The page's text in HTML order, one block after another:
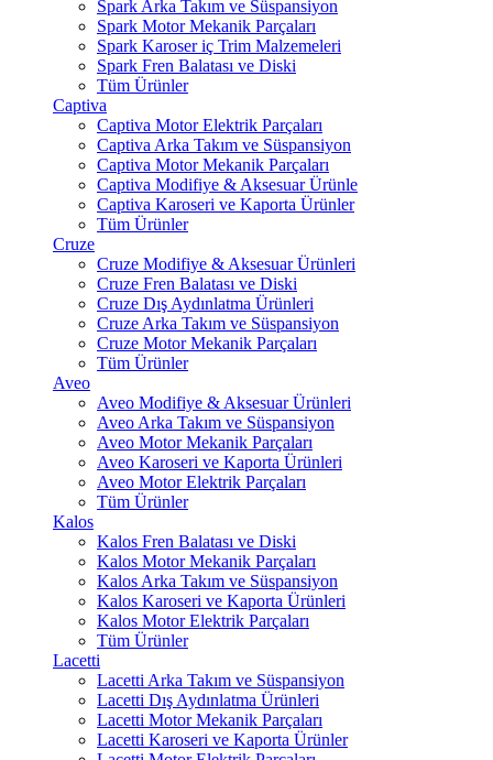
Spark Arka Takım ve Süspansiyon
Spark Motor Mekanik Parçaları
Spark Karoser iç Trim Malzemeleri
Spark Fren Balatası ve Diski
Tüm Ürünler
Captiva
Captiva Motor Elektrik Parçaları
Captiva Arka Takım ve Süspansiyon
Captiva Motor Mekanik Parçaları
Captiva Modifiye & Aksesuar Ürünle
Captiva Karoseri ve Kaporta Ürünler
Tüm Ürünler
Cruze
Cruze Modifiye & Aksesuar Ürünleri
Cruze Fren Balatası ve Diski
Cruze Dış Aydınlatma Ürünleri
Cruze Arka Takım ve Süspansiyon
Cruze Motor Mekanik Parçaları
Tüm Ürünler
Aveo
Aveo Modifiye & Aksesuar Ürünleri
Aveo Arka Takım ve Süspansiyon
Aveo Motor Mekanik Parçaları
Aveo Karoseri ve Kaporta Ürünleri
Aveo Motor Elektrik Parçaları
Tüm Ürünler
Kalos
Kalos Fren Balatası ve Diski
Kalos Motor Mekanik Parçaları
Kalos Arka Takım ve Süspansiyon
Kalos Karoseri ve Kaporta Ürünleri
Kalos Motor Elektrik Parçaları
Tüm Ürünler
Lacetti
Lacetti Arka Takım ve Süspansiyon
Lacetti Dış Aydınlatma Ürünleri
Lacetti Motor Mekanik Parçaları
Lacetti Karoseri ve Kaporta Ürünler